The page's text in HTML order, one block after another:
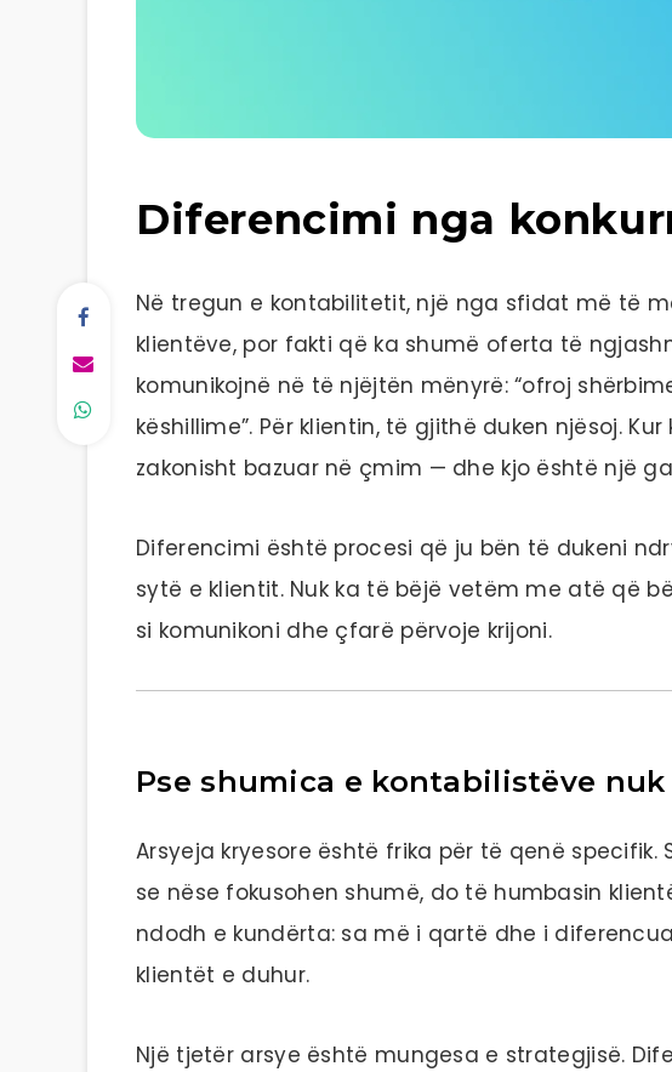
Diferencimi nga
Në tregun e kontabilitetit, një nga sfidat më të
klientëve, por fakti që ka shumë oferta të
komunikojnë në të njëjtën mënyrë: “ofroj
këshillime”. Për klientin, të gjithë duken njësoj.
zakonisht bazuar në çmim — dhe kjo është një
Diferencimi është procesi që ju bën të dukeni
sytë e klientit. Nuk ka të bëjë vetëm me atë që
si komunikoni dhe çfarë përvoje krijoni.
Pse shumica e kontabilistëve
Arsyeja kryesore është frika për të qenë
se nëse fokusohen shumë, do të humbasin
ndodh e kundërta: sa më i qartë dhe i
klientët e duhur.
Një tjetër arsye është mungesa e strategjisë.